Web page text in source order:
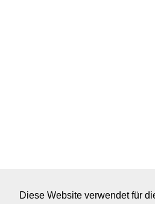
Diese Website verwendet für